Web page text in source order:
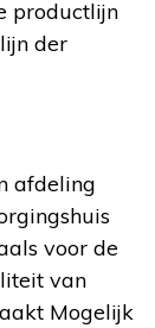
productlijn
der
afdeling
voor de
van
Mogelijk